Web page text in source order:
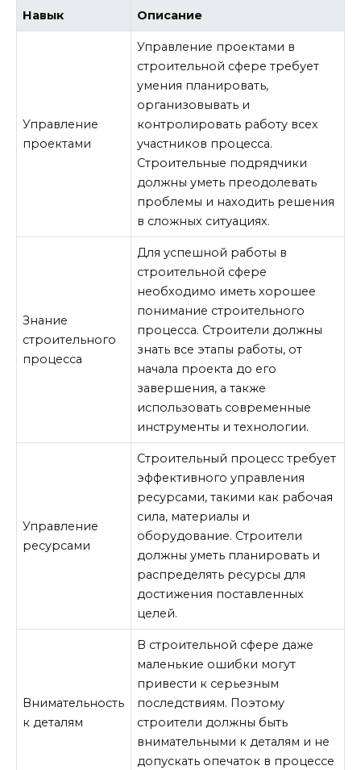
Навык Описание
Управление
проектами
Управление проектами в
строительной сфере требует
умения планировать,
организовывать и
контролировать работу всех
участников процесса.
Строительные подрядчики
должны уметь преодолевать
проблемы и находить решения
в сложных ситуациях.
Знание
строительного
процесса
Для успешной работы в
строительной сфере
необходимо иметь хорошее
понимание строительного
процесса. Строители должны
знать все этапы работы, от
начала проекта до его
завершения, а также
использовать современные
инструменты и технологии.
Управление
ресурсами
Строительный процесс требует
эффективного управления
ресурсами, такими как рабочая
сила, материалы и
оборудование. Строители
должны уметь планировать и
распределять ресурсы для
достижения поставленных
целей.
Внимательность
к деталям
В строительной сфере даже
маленькие ошибки могут
привести к серьезным
последствиям. Поэтому
строители должны быть
внимательными к деталям и не
допускать опечаток в процессе